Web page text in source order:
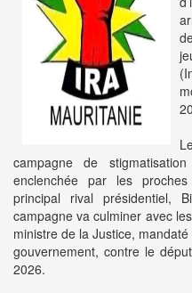
campagne de
enclenchée par les
principal rival présidentiel,
campagne va culminer avec
ministre de la Justice,
gouvernement, contre le
2026.